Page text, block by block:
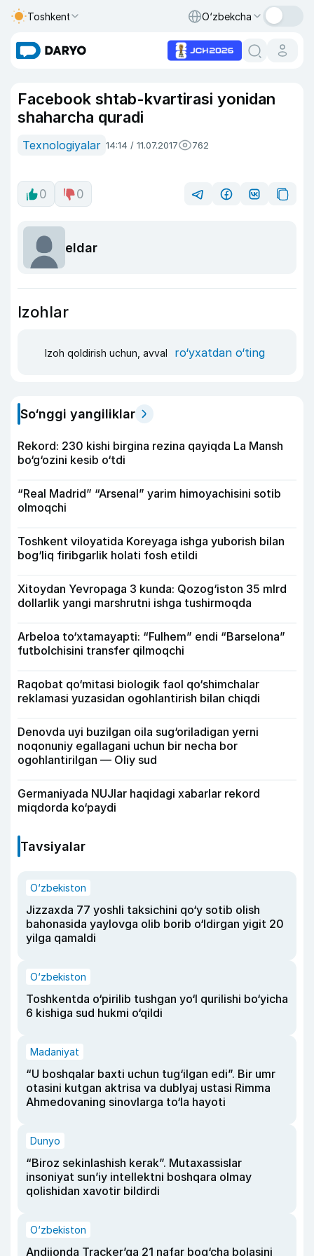
Toshkent O‘zbekcha
Facebook shtab-kvartirasi yonidan
shaharcha quradi
Texnologiyalar 14:14 / 11.07.2017 762
0 0
eldar
Izohlar
Izoh qoldirish uchun, avval ro‘yxatdan o‘ting
So‘nggi yangiliklar
Rekord: 230 kishi birgina rezina qayiqda La Mansh
bo‘g‘ozini kesib o‘tdi
“Real Madrid” “Arsenal” yarim himoyachisini sotib
olmoqchi
Toshkent viloyatida Koreyaga ishga yuborish bilan
bog‘liq firibgarlik holati fosh etildi
Xitoydan Yevropaga 3 kunda: Qozog‘iston 35 mlrd
dollarlik yangi marshrutni ishga tushirmoqda
Arbeloa to‘xtamayapti: “Fulhem” endi “Barselona”
futbolchisini transfer qilmoqchi
Raqobat qo‘mitasi biologik faol qo‘shimchalar
reklamasi yuzasidan ogohlantirish bilan chiqdi
Denovda uyi buzilgan oila sug‘oriladigan yerni
noqonuniy egallagani uchun bir necha bor
ogohlantirilgan — Oliy sud
Germaniyada NUJlar haqidagi xabarlar rekord
miqdorda ko‘paydi
Tavsiyalar
O‘zbekiston
Jizzaxda 77 yoshli taksichini qo‘y sotib olish
bahonasida yaylovga olib borib o‘ldirgan yigit 20
yilga qamaldi
O‘zbekiston
Toshkentda o‘pirilib tushgan yo‘l qurilishi bo‘yicha
6 kishiga sud hukmi o‘qildi
Madaniyat
“U boshqalar baxti uchun tug‘ilgan edi”. Bir umr
otasini kutgan aktrisa va dublyaj ustasi Rimma
Ahmedovaning sinovlarga to‘la hayoti
Dunyo
“Biroz sekinlashish kerak”. Mutaxassislar
insoniyat sun’iy intellektni boshqara olmay
qolishidan xavotir bildirdi
O‘zbekiston
Andijonda Tracker’ga 21 nafar bog‘cha bolasini